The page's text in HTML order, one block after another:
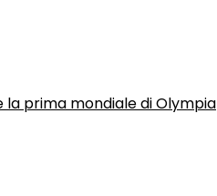
la prima mondiale di Olympia